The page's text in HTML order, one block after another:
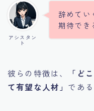
アシスタン
ト
辞めてい
期待でき
彼らの特徴は、
「ど
て有望な人材」 であ